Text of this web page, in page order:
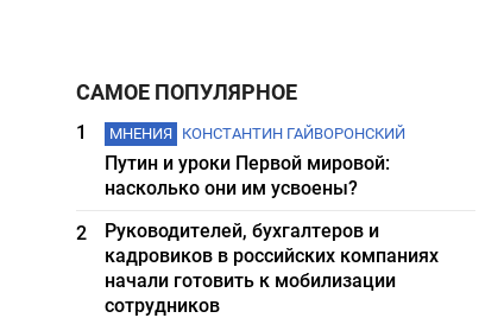
САМОЕ ПОПУЛЯРНОЕ
1 МНЕНИЯ КОНСТАНТИН ГАЙВОРОНСКИЙ
Путин и уроки Первой мировой:
насколько они им усвоены?
2
Руководителей, бухгалтеров и
кадровиков в российских компаниях
начали готовить к мобилизации
сотрудников